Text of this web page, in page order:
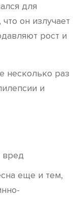
для
он излучает
рост и
несколько раз
и
еще и тем,